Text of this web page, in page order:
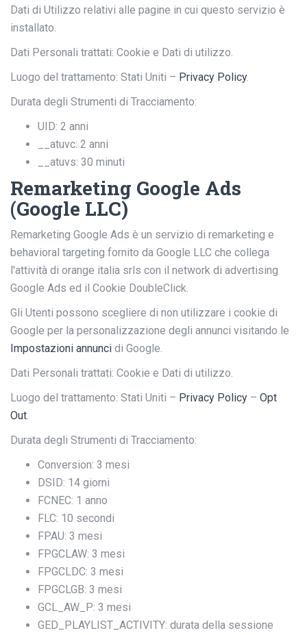
Dati di Utilizzo relativi alle pagine in cui questo servizio è
installato.
Dati Personali trattati: Cookie e Dati di utilizzo.
Luogo del trattamento: Stati Uniti – Privacy Policy.
Durata degli Strumenti di Tracciamento:
UID: 2 anni
__atuvc: 2 anni
__atuvs: 30 minuti
Remarketing Google Ads
(Google LLC)
Remarketing Google Ads è un servizio di remarketing e
behavioral targeting fornito da Google LLC che collega
l'attività di orange italia srls con il network di advertising
Google Ads ed il Cookie DoubleClick.
Gli Utenti possono scegliere di non utilizzare i cookie di
Google per la personalizzazione degli annunci visitando le
Impostazioni annunci di Google.
Dati Personali trattati: Cookie e Dati di utilizzo.
Luogo del trattamento: Stati Uniti – Privacy Policy – Opt
Out.
Durata degli Strumenti di Tracciamento:
Conversion: 3 mesi
DSID: 14 giorni
FCNEC: 1 anno
FLC: 10 secondi
FPAU: 3 mesi
FPGCLAW: 3 mesi
FPGCLDC: 3 mesi
FPGCLGB: 3 mesi
GCL_AW_P: 3 mesi
GED_PLAYLIST_ACTIVITY: durata della sessione